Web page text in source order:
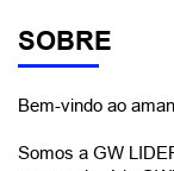
SOBRE
Bem-vindo ao
Somos a GW